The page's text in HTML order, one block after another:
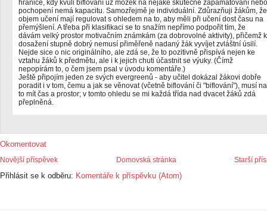
hranice, kdy kvůli biflování už mozek na nějaké skutečné zapamatování nebo
pochopení nemá kapacitu. Samozřejmě je individuální. Zdůrazňuji žákům, že
objem učení mají regulovat s ohledem na to, aby měli při učení dost času na
přemýšlení. A třeba při klasifikaci se to snažím nepřímo podpořit tím, že
dávám velký prostor motivačním známkám (za dobrovolné aktivity), přičemž k
dosažení stupně dobrý nemusí přiměřeně nadaný žák vyvíjet zvláštní úsilí.
Nejde sice o nic originálního, ale zdá se, že to pozitivně přispívá nejen ke
vztahu žáků k předmětu, ale i k jejich chuti účastnit se výuky. (Čímž
nepopírám to, o čem jsem psal v úvodu komentáře.)
Ještě připojím jeden ze svých evergreenů - aby učitel dokázal žákovi dobře
poradit i v tom, čemu a jak se věnovat (včetně biflování či "biflování"), musí na
to mít čas a prostor; v tomto ohledu se mi každá třída nad dvacet žáků zdá
přeplněná.
Okomentovat
Novější příspěvek Starší
Domovská stránka
Přihlásit se k odběru: Komentáře k příspěvku (Atom)